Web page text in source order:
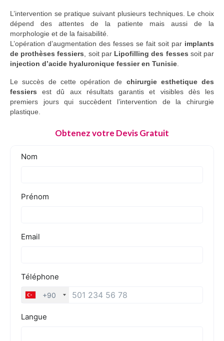
L’intervention se pratique suivant plusieurs techniques. Le choix
dépend des attentes de la patiente mais aussi de la
morphologie et de la faisabilité.
L’opération d’augmentation des fesses se fait soit par implants
de prothèses fessiers , soit par Lipofilling des fesses soit par
injection d’acide hyaluronique fessier en Tunisie
Le succès de cette opération de chirurgie esthetique des
fessiers est dû aux résultats garantis et visibles dès les
premiers jours qui succèdent l’intervention de la chirurgie
plastique.
Obtenez votre Devis Gratuit